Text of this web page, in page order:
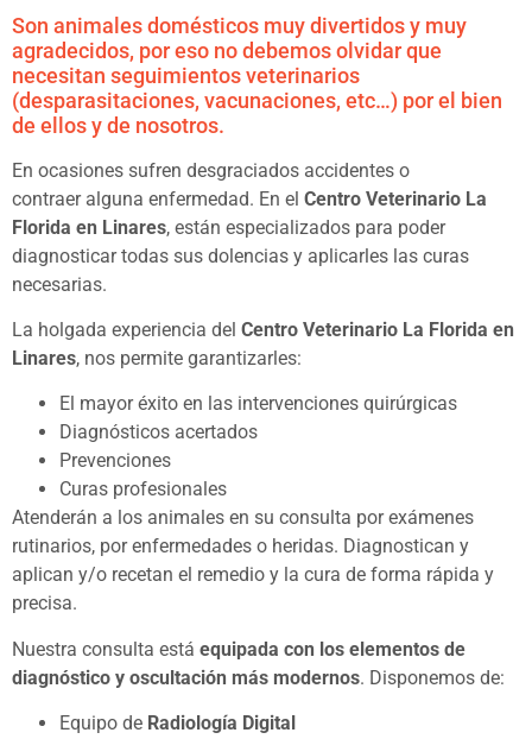
Son animales domésticos muy divertidos y muy
agradecidos, por eso no debemos olvidar que
necesitan seguimientos veterinarios
(desparasitaciones, vacunaciones, etc…) por el bien
de ellos y de nosotros.
En ocasiones sufren desgraciados accidentes o
contraer alguna enfermedad. En el Centro Veterinario La
Florida en Linares, están especializados para poder
diagnosticar todas sus dolencias y aplicarles las curas
necesarias.
La holgada experiencia del Centro Veterinario La Florida en
Linares, nos permite garantizarles:
El mayor éxito en las intervenciones quirúrgicas
Diagnósticos acertados
Prevenciones
Curas profesionales
Atenderán a los animales en su consulta por exámenes
rutinarios, por enfermedades o heridas. Diagnostican y
aplican y/o recetan el remedio y la cura de forma rápida y
precisa.
Nuestra consulta está equipada con los elementos de
diagnóstico y oscultación más modernos. Disponemos de:
Equipo de Radiología Digital